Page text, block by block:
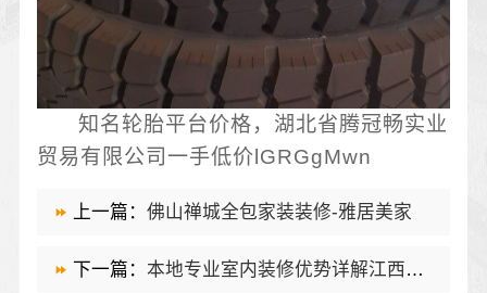
知名轮胎平台价格，湖北省腾冠畅实业
贸易有限公司一手低价lGRGgMwn
上一篇： 佛山禅城全包家装装修-雅居美家
下一篇： 本地专业室内装修优势详解江西圣匠新型环保材料有限公司